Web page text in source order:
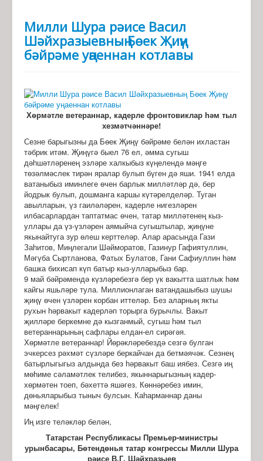
Милли Шура рәисе Васил
Шәйхразыевның Бөек Җиңү
бәйрәме уңаеннан котлавы
Хөрмәтле ветераннар, кадерле фронтовиклар һәм тыл
хезмәтчәннәре!
Сезне барыгызны да Бөек Җиңү бәйрәме белән ихластан
тәбрик итәм. Җиңүгә быел 76 ел, әмма сугыш
дәһшәтләренең эзләре халкыбыз күңелендә мәңге
төзәлмәслек тирән яралар булып бүген дә яши. 1941 елда
ватаныбыз иминлеге өчен барлык милләтләр дә, бер
йодрык булып, дошманга каршы күтәрелделәр. Туган
авылларын, үз гаиләләрен, кадерле нигезләрен
илбасарлардан таптатмас өчен, татар милләтенең кыз-
уллары да үз-үзләрен аямыйча сугыштылар, җиңүне
якынайтуга зур өлеш керттеләр. Алар арасында Гази
Заһитов, Миңлегали Шәйморатов, Газинур Гафиятуллин,
Мәгүба Сыртланова, Фатых Булатов, Гани Сафиуллин һәм
башка бихисап күп батыр кыз-улларыбыз бар.
9 май бәйрәмендә күзләребезгә бер үк вакытта шатлык һәм
кайгы яшьләре тула. Миллионлаган ватандашыбыз шушы
җиңү өчен үзләрен корбан иттеләр. Без аларның якты
рухын һәрвакыт кадерләп торырга бурычлы. Вакыт
җилләре беркемне дә кызганмый, сугыш һәм тыл
ветераннарының сафлары елдан-ел сирәгәя.
Хөрмәтле ветераннар! Йөрәкләребездә сезгә булган
эчкерсез рәхмәт сүзләре беркайчан да бетмәячәк. Сезнең
батырлыгыгыз алдында без һәрвакыт баш иябез. Сезгә иң
мөһиме сәламәтлек телибез, якыннарыгызның кадер-
хөрмәтен тоеп, бәхеттә яшәгез. Көннәребез имин,
дөньяларыбыз тыныч булсын. Каһарманнар даны
мәңгелек!
Иң изге теләкләр белән,
Татарстан Республикасы Премьер-министры
урынбасары, Бөтендөнья татар конгрессы Милли Шура
рәисе В.Г. Шәйхразыев